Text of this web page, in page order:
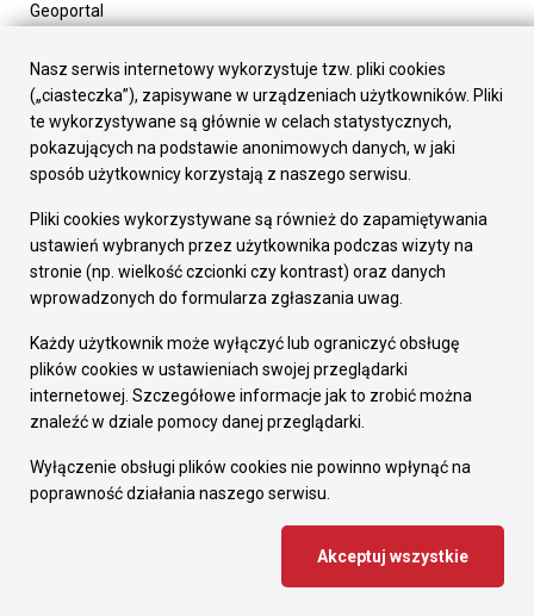
Geoportal
Załatw sprawę
Prezydent Miasta
Rada Miasta
Wydziały
Elektroniczna Skrzynka Podawcza
Gospodarka
Fundusze europejskie
Środki krajowe
Oferty inwestycyjne
Pozostałe
Deklaracja dostępności
Dane osobowe
Dodaj opinię o witrynie
Projekt i wdrożenie - MIGOMEDIA
Nasz serwis internetowy wykorzystuje tzw. pliki cookies
(„ciasteczka”), zapisywane w urządzeniach użytkowników. Pliki
te wykorzystywane są głównie w celach statystycznych,
pokazujących na podstawie anonimowych danych, w jaki
sposób użytkownicy korzystają z naszego serwisu.
Pliki cookies wykorzystywane są również do zapamiętywania
ustawień wybranych przez użytkownika podczas wizyty na
stronie (np. wielkość czcionki czy kontrast) oraz danych
wprowadzonych do formularza zgłaszania uwag.
Każdy użytkownik może wyłączyć lub ograniczyć obsługę
plików cookies w ustawieniach swojej przeglądarki
internetowej. Szczegółowe informacje jak to zrobić można
znaleźć w dziale pomocy danej przeglądarki.
Wyłączenie obsługi plików cookies nie powinno wpłynąć na
poprawność działania naszego serwisu.
Akceptuj wszystkie